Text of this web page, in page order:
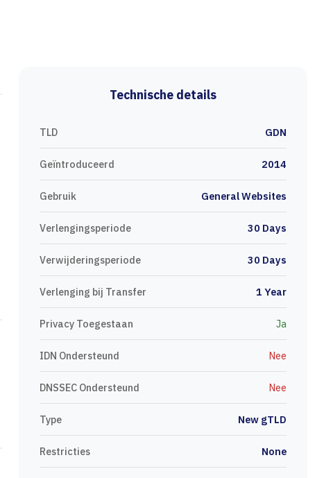
Technische details
TLD GDN
Geïntroduceerd 2014
Gebruik General Websites
Verlengingsperiode 30 Days
Verwijderingsperiode 30 Days
Verlenging bij Transfer 1 Year
Privacy Toegestaan Ja
IDN Ondersteund Nee
DNSSEC Ondersteund Nee
Type New gTLD
Restricties None